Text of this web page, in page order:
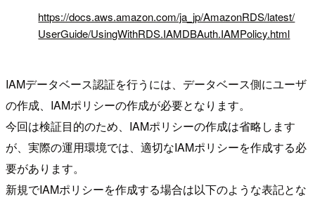
https://docs.aws.amazon.com/ja_jp/AmazonRDS/latest/
UserGuide/UsingWithRDS.IAMDBAuth.IAMPolicy.html
IAMデータベース認証を行うには、データベース側にユーザ
の作成、IAMポリシーの作成が必要となります。
今回は検証目的のため、IAMポリシーの作成は省略します
が、実際の運用環境では、適切なIAMポリシーを作成する必
要があります。
新規でIAMポリシーを作成する場合は以下のような表記とな